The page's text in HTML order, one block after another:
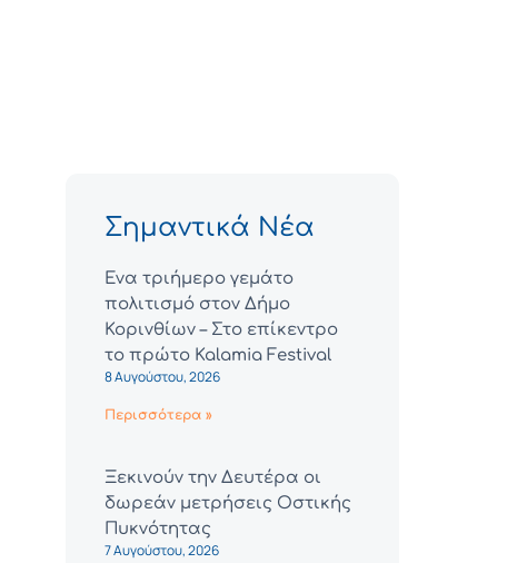
Σημαντικά Νέα
Ένα τριήμερο γεμάτο
πολιτισμό στον Δήμο
Κορινθίων – Στο επίκεντρο
το πρώτο Kalamia Festival
8 Αυγούστου, 2026
Περισσότερα »
Ξεκινούν την Δευτέρα οι
δωρεάν μετρήσεις Οστικής
Πυκνότητας
7 Αυγούστου, 2026